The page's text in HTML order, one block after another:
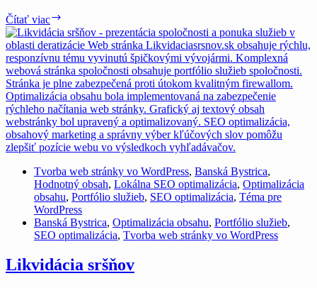
Čítať viac
firma
VISTAV
Tvorba web stránky vo WordPress, Banská Bystrica,
Hodnotný obsah, Lokálna SEO optimalizácia, Optimalizácia
obsahu, Portfólio služieb, SEO optimalizácia, Téma pre
WordPress
Banská Bystrica, Optimalizácia obsahu, Portfólio služieb,
SEO optimalizácia, Tvorba web stránky vo WordPress
Likvidácia sršňov